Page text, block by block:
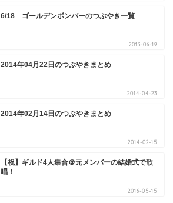
6/18 ゴールデンボンバーのつぶやき一覧
2013-06-19
2014年04月22日のつぶやきまとめ
2014-04-23
2014年02月14日のつぶやきまとめ
2014-02-15
【祝】ギルド4人集合＠元メンバーの結婚式で歌
唱！
2016-05-15